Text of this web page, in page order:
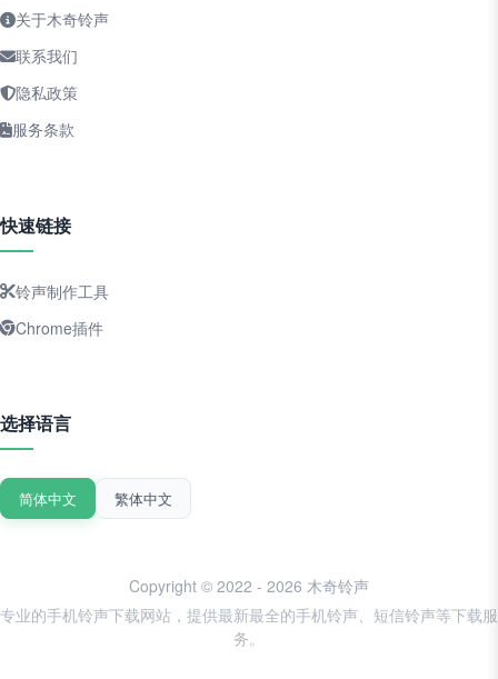
关于木奇铃声
联系我们
隐私政策
服务条款
快速链接
铃声制作工具
Chrome插件
选择语言
简体中文 繁体中文
Copyright © 2022 - 2026 木奇铃声
专业的手机铃声下载网站，提供最新最全的手机铃声、短信铃声等下载服
务。